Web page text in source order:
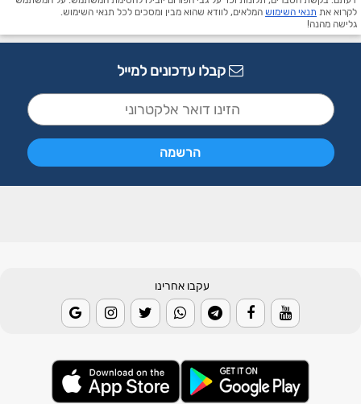
לקרוא את תנאי השימוש המלאים, לוודא שהוא מבין ומסכים לכל תנאי השימוש.
גלישה מהנה!
קבלו עדכונים למייל
עקבו אחרינו